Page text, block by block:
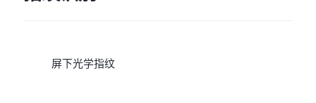
屏下光学指纹